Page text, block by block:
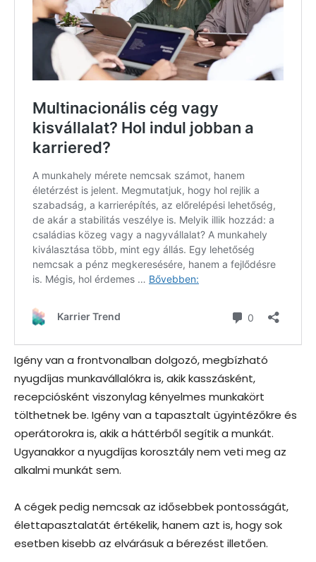
Igény van a frontvonalban dolgozó, megbízható
nyugdíjas munkavállalókra is, akik kasszásként,
recepciósként viszonylag kényelmes munkakört
tölthetnek be. Igény van a tapasztalt ügyintézőkre és
operátorokra is, akik a háttérből segítik a munkát.
Ugyanakkor a nyugdíjas korosztály nem veti meg az
alkalmi munkát sem.
A cégek pedig nemcsak az idősebbek pontosságát,
élettapasztalatát értékelik, hanem azt is, hogy sok
esetben kisebb az elvárásuk a bérezést illetően.